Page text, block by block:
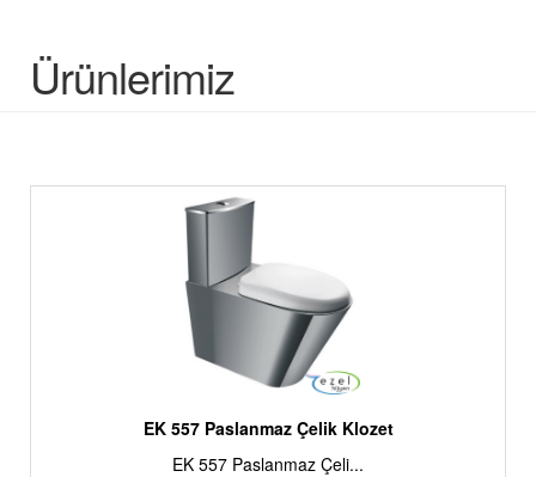
Ürünlerimiz
EK 557 Paslanmaz Çelik Klozet
EK 557 Paslanmaz Çeli...